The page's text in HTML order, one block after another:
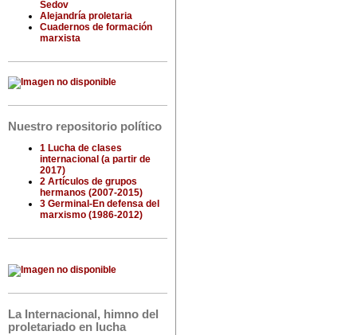
Sedov
Alejandría proletaria
Cuadernos de formación
marxista
Nuestro repositorio político
1 Lucha de clases
internacional (a partir de
2017)
2 Artículos de grupos
hermanos (2007-2015)
3 Germinal-En defensa del
marxismo (1986-2012)
La Internacional, himno del
proletariado en lucha